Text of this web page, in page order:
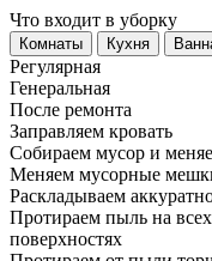
Что входит в уборку
Регу­лярная
Гене­ральная
После ремонта
Заправляем кровать
Собираем мусор и
Меняем мусорные
Раскладываем
Протираем пыль на
поверхностях